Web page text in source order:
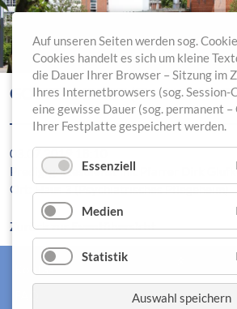
GOTTESDIENST
03.07.2019 18:10
Predigtgottesdienst mit Pfarrer Dirk
Ort: Haus 3 (Psychiatrisches Pflegeheim)
Zurück zur Eventübersicht
Kontakt
Auf unseren Seiten werden sog.
Cookies handelt es sich um kleine
die Dauer Ihrer Browser – Sitzung im
Ihres Internetbrowsers (sog. Session-
eine gewisse Dauer (sog. permanent –
Ihrer Festplatte gespeichert werden.
Essenziell
Medien
Statistik
Auswahl speichern